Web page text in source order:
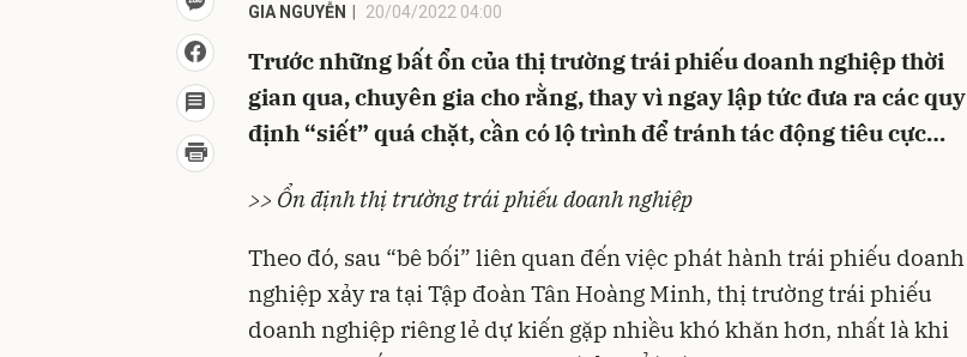
GIA NGUYỄN 20/04/2022 04:00
Trước những bất ổn của thị trường trái phiếu doanh nghiệp thời
gian qua, chuyên gia cho rằng, thay vì ngay lập tức đưa ra các quy
định “siết” quá chặt, cần có lộ trình để tránh tác động tiêu cực…
>> Ổn định thị trường trái phiếu doanh nghiệp
Theo đó, sau “bê bối” liên quan đến việc phát hành trái phiếu doanh
nghiệp xảy ra tại Tập đoàn Tân Hoàng Minh, thị trườngtrái phiếu
doanh nghiệp riêng lẻ dự kiến gặp nhiều khó khăn hơn, nhất là khi